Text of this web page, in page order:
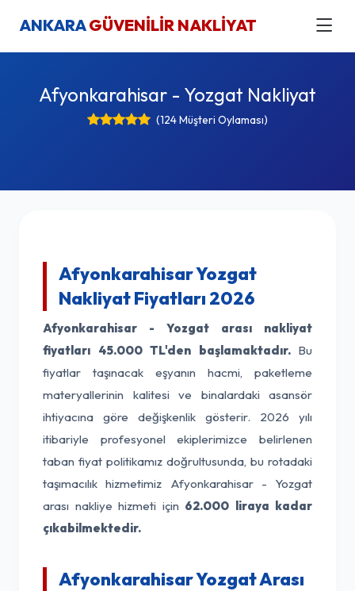
ANKARAGÜVENİLİR NAKLİYAT
Afyonkarahisar - Yozgat Nakliyat
(124 Müşteri Oylaması)
Afyonkarahisar Yozgat
Nakliyat Fiyatları 2026
Afyonkarahisar - Yozgat arası nakliyat
fiyatları 45.000 TL'den başlamaktadır.Bu
fiyatlar taşınacak eşyanın hacmi, paketleme
materyallerinin kalitesi ve binalardaki asansör
ihtiyacına göre değişkenlik gösterir. 2026 yılı
itibariyle profesyonel ekiplerimizce belirlenen
taban fiyat politikamız doğrultusunda, bu rotadaki
taşımacılık hizmetimiz Afyonkarahisar - Yozgat
arası nakliye hizmeti için 62.000 liraya kadar
çıkabilmektedir.
Afyonkarahisar Yozgat Arası